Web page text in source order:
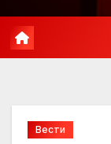
Вести